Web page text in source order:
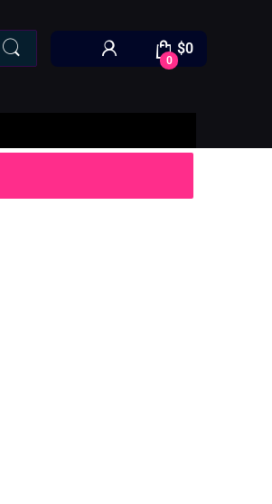
0
$0